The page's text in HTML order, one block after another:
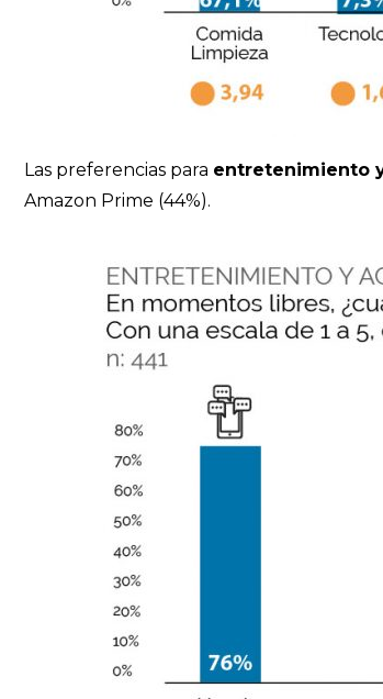
Las preferencias para entretenimiento
Amazon Prime (44%).